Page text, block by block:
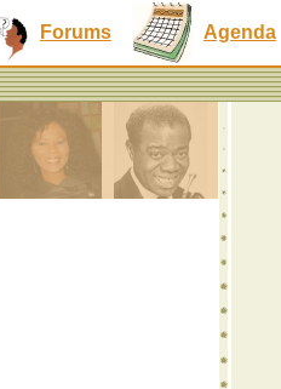
Forums Agenda